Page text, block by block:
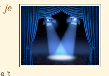
je
't